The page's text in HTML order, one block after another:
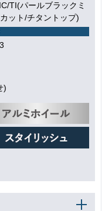
TI(パールブラックミ
ット/チタントップ)
)